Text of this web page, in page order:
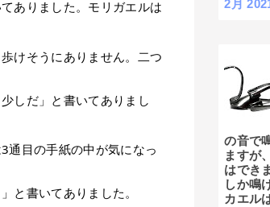
ありました。モリガエルは
けそうにありません。二つ
しだ」と書いてありまし
通目の手紙の中が気になっ
と書いてありました。
2月
の音で
ますが
はでき
しか鳴
カエル